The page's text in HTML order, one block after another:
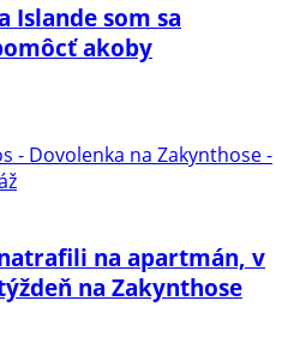
Islande som sa
akoby
na apartmán, v
na Zakynthose